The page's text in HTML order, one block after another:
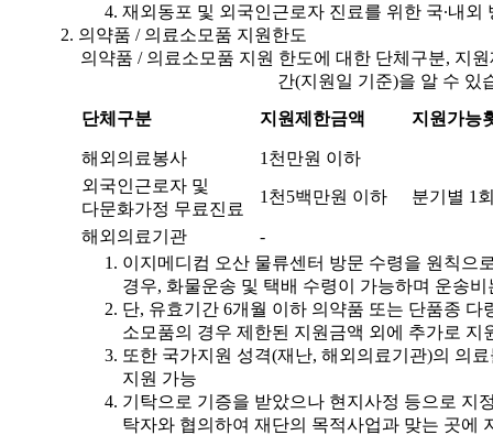
재외동포 및 외국인근로자 진료를 위한 국∙내외
의약품 / 의료소모품 지원한도
의약품 / 의료소모품 지원 한도에 대한 단체구분, 지
간(지원일 기준)을 알 수 있
단체구분
지원제한금액 지원가능
해외의료봉사 1천만원 이하
분기별 1
외국인근로자 및
다문화가정 무료진료
1천5백만원 이하
해외의료기관
-
이지메디컴 오산 물류센터 방문 수령을 원칙으
경우, 화물운송 및 택배 수령이 가능하며 운송
단, 유효기간 6개월 이하 의약품 또는 단품종 다
소모품의 경우 제한된 지원금액 외에 추가로 지
또한 국가지원 성격(재난, 해외의료기관)의 의
지원 가능
기탁으로 기증을 받았으나 현지사정 등으로 지
탁자와 협의하여 재단의 목적사업과 맞는 곳에